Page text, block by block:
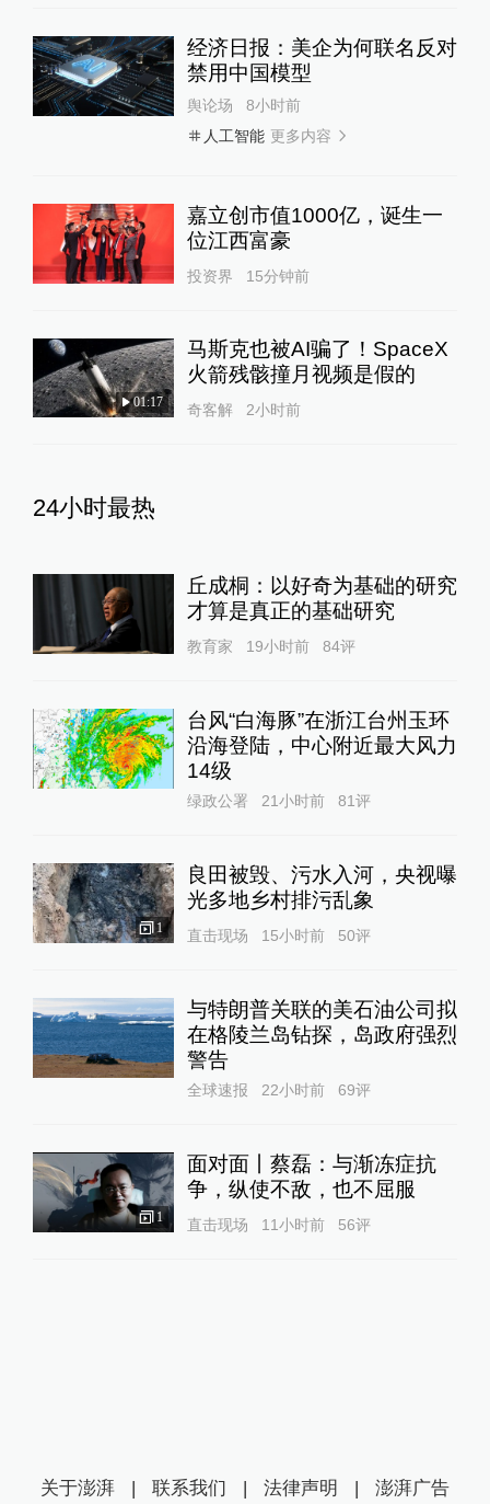
经济日报：美企为何联名反对
禁用中国模型
舆论场
8小时前
人工智能 更多内容
嘉立创市值1000亿，诞生一
位江西富豪
投资界 15分钟前
01:17
马斯克也被AI骗了！SpaceX
火箭残骸撞月视频是假的
奇客解 2小时前
24小时最热
丘成桐：以好奇为基础的研究
才算是真正的基础研究
教育家 19小时前 84评
台风“白海豚”在浙江台州玉环
沿海登陆，中心附近最大风力
14级
绿政公署 21小时前 81评
1
良田被毁、污水入河，央视曝
光多地乡村排污乱象
直击现场 15小时前 50评
与特朗普关联的美石油公司拟
在格陵兰岛钻探，岛政府强烈
警告
全球速报 22小时前 69评
1
面对面丨蔡磊：与渐冻症抗
争，纵使不敌，也不屈服
直击现场 11小时前 56评
关于澎湃 | 联系我们 | 法律声明 | 澎湃广告